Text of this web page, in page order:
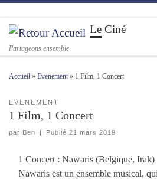
Passer au contenu
Le Ciné
Partageons ensemble
Accueil » Evenement » 1 Film, 1 Concert
EVENEMENT
1 Film, 1 Concert
par Ben | Publié 21 mars 2019
1 Concert : Nawaris (Belgique, Irak)
Nawaris est un ensemble musical,